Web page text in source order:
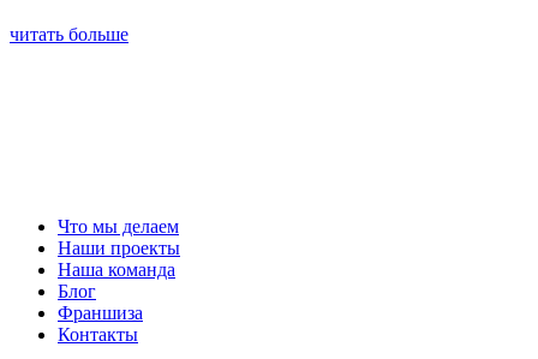
читать больше
Что мы делаем
Наши проекты
Наша команда
Блог
Франшиза
Контакты